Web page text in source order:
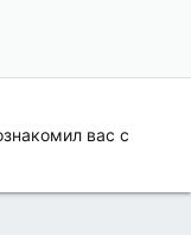
вас с